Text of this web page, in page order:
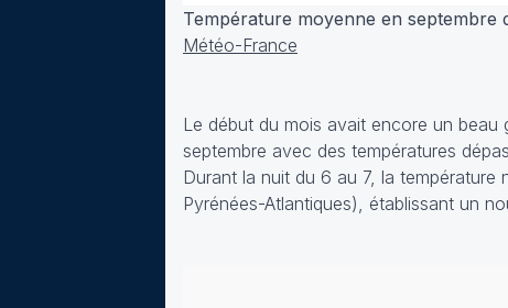
Température moyenne en septembre
Météo-France
Le début du mois avait encore un
septembre avec des températures
Durant la nuit du 6 au 7, la
Pyrénées-Atlantiques), établissant un